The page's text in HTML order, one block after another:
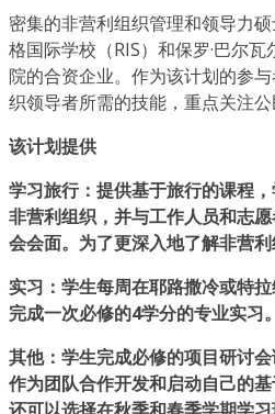
密集的非营利组织管理和领导力
格国际学校（RIS）和保罗·巴尔
院的合资企业。作为该计划的参
织领导者所需的技能，重点关注公
该计划提供
学习旅行：提供基于旅行的课程
非营利组织，并与工作人员和志
会会面。为了更深入地了解非营利
实习：学生每周在耶路撒冷或特
完成一次必修的4学分的专业实习。
其他：学生完成必修的项目研讨
作为团队合作开发和启动自己的